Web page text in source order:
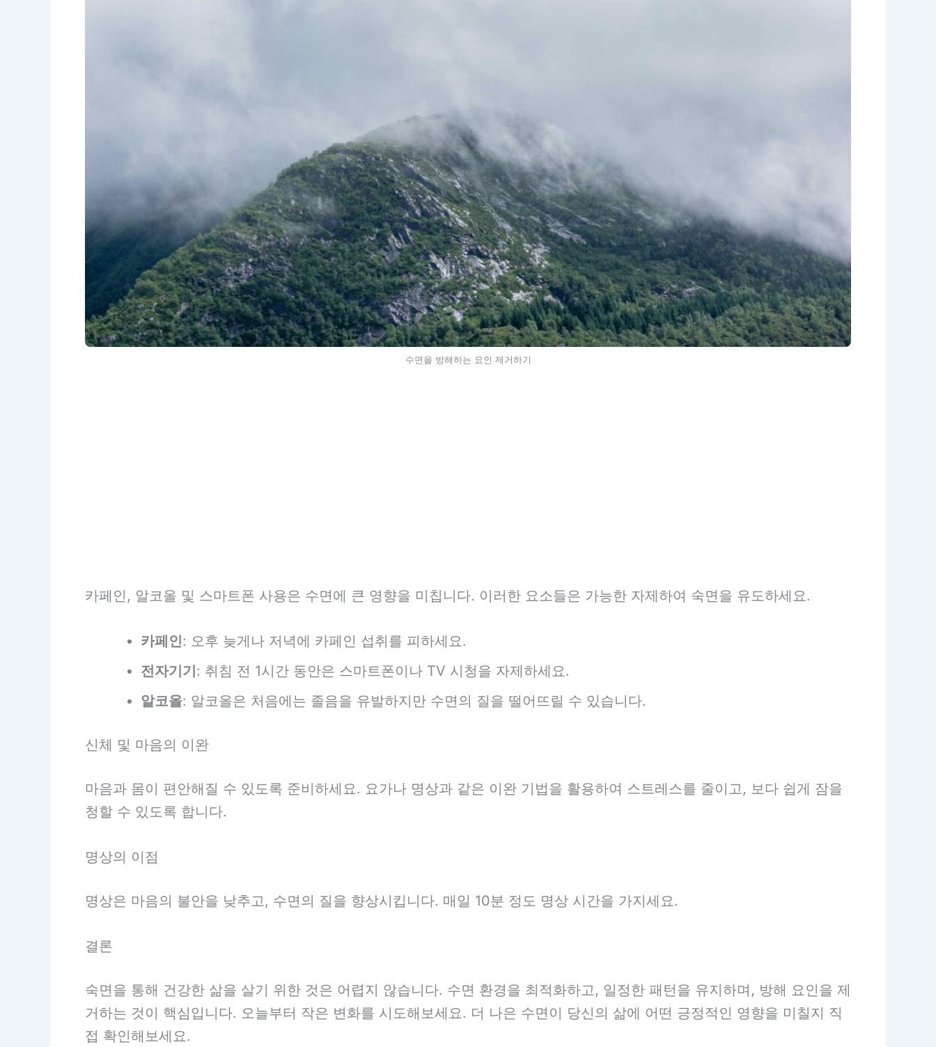
수면을 방해하는 요인 제거하기
카페인, 알코올 및 스마트폰 사용은 수면에 큰 영향을 미칩니다. 이러한 요소들은 가능한 자제하여 숙면을 유도하세요.
카페인: 오후 늦게나 저녁에 카페인 섭취를 피하세요.
전자기기: 취침 전 1시간 동안은 스마트폰이나 TV 시청을 자제하세요.
알코올: 알코올은 처음에는 졸음을 유발하지만 수면의 질을 떨어뜨릴 수 있습니다.
신체 및 마음의 이완
마음과 몸이 편안해질 수 있도록 준비하세요. 요가나 명상과 같은 이완 기법을 활용하여 스트레스를 줄이고, 보다 쉽게 잠을
청할 수 있도록 합니다.
명상의 이점
명상은 마음의 불안을 낮추고, 수면의 질을 향상시킵니다. 매일 10분 정도 명상 시간을 가지세요.
결론
숙면을 통해 건강한 삶을 살기 위한 것은 어렵지 않습니다. 수면 환경을 최적화하고, 일정한 패턴을 유지하며, 방해 요인을 제
거하는 것이 핵심입니다. 오늘부터 작은 변화를 시도해보세요. 더 나은 수면이 당신의 삶에 어떤 긍정적인 영향을 미칠지 직
접 확인해보세요.